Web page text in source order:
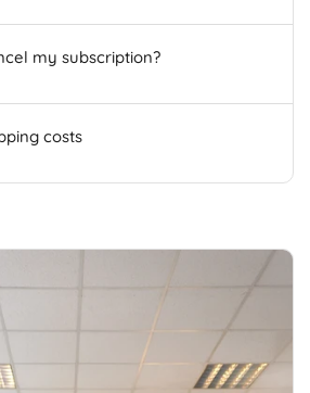
my subscription?
costs